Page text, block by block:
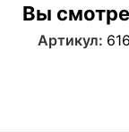
Вы
Артикул: